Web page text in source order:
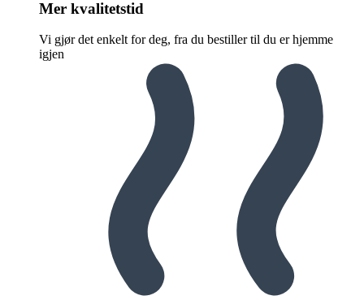
Mer kvalitetstid
Vi gjør det enkelt for deg, fra du bestiller til du er hjemme
igjen